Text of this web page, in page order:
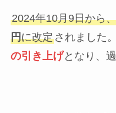
2024年10月9日から
円に改定されました
の引き上げとなり、